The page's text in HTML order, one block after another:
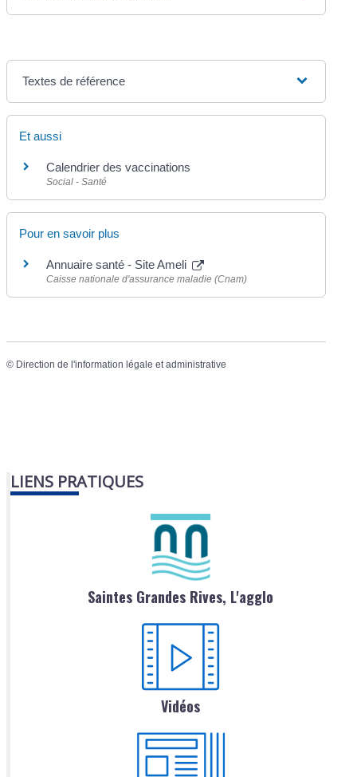
Textes de référence
Et aussi
Calendrier des vaccinations
Social - Santé
Pour en savoir plus
Annuaire santé - Site Ameli
Caisse nationale d'assurance maladie (Cnam)
© Direction de l'information légale et administrative
LIENS PRATIQUES
Saintes Grandes Rives, L'agglo
Vidéos